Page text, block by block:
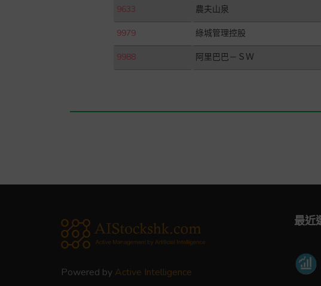
9633 農夫山泉
9979 綠城管理控股
9988 阿里巴巴－ＳＷ
Powered by Active Intelligence
最近